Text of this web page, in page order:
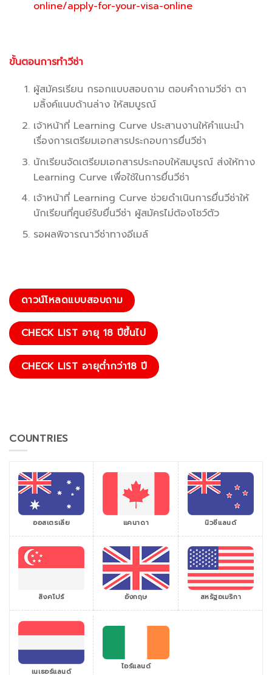
online/apply-for-your-visa-online
ขั้นตอนการทำวีซ่า
ผู้สมัครเรียน กรอกแบบสอบถาม ตอบคำถามวีซ่า ตา
มลิ้งค์แนบด้านล่าง ให้สมบูรณ์
เจ้าหน้าที่ Learning Curve ประสานงานให้คำแนะนำ
เรื่องการเตรียมเอกสารประกอบการยื่นวีซ่า
นักเรียนจัดเตรียมเอกสารประกอบให้สมบูรณ์ ส่งให้ทาง
Learning Curve เพื่อใช้ในการยื่นวีซ่า
เจ้าหน้าที่ Learning Curve ช่วยดำเนินการยื่นวีซ่าให้
นักเรียนที่ศูนย์รับยื่นวีซ่า ผู้สมัครไม่ต้องโชว์ตัว
รอผลพิจารณาวีซ่าทางอีเมล์
ดาวน์โหลดแบบสอบถาม
CHECK LIST อายุ 18 ปีขึ้นไป
CHECK LIST อายุต่ำกว่า18 ปี
COUNTRIES
ออสเตรเลีย แคนาดา นิวซีแลนด์
สิงคโปร์ อังกฤษ สหรัฐอเมริกา
เนเธอร์แลนด์ ไอร์แลนด์